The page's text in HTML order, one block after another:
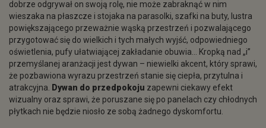
dobrze odgrywał on swoją rolę, nie może zabraknąć w nim
wieszaka na płaszcze i stojaka na parasolki, szafki na buty, lustra
powiększającego przeważnie wąską przestrzeń i pozwalającego
przygotować się do wielkich i tych małych wyjść, odpowiedniego
oświetlenia, pufy ułatwiającej zakładanie obuwia… Kropką nad „i”
przemyślanej aranżacji jest dywan – niewielki akcent, który sprawi,
że pozbawiona wyrazu przestrzeń stanie się ciepła, przytulna i
atrakcyjna.
Dywan do przedpokoju zapewni ciekawy efekt
wizualny oraz sprawi, że poruszane się po panelach czy chłodnych
płytkach nie będzie niosło ze sobą żadnego dyskomfortu.